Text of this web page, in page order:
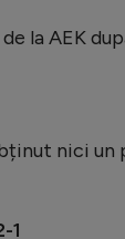
la AEK
nici un
1